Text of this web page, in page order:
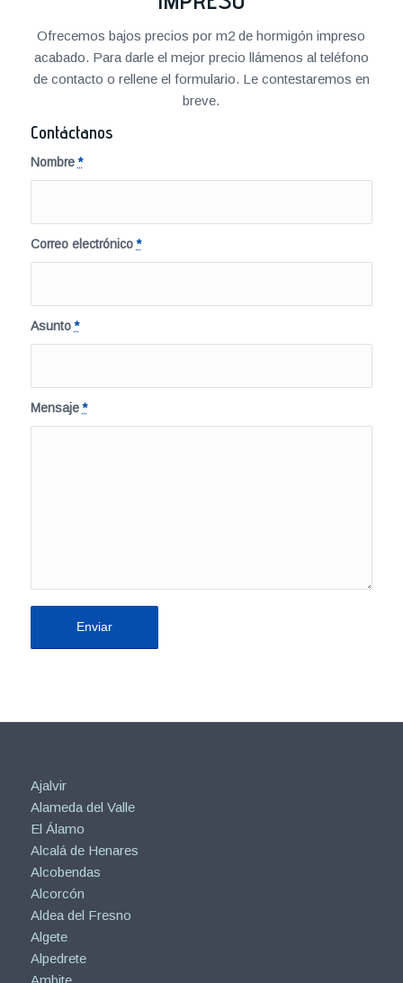
Ofrecemos bajos precios por m2 de hormigón impreso
acabado. Para darle el mejor precio llámenos al teléfono
de contacto o rellene el formulario. Le contestaremos en
breve.
Contáctanos
Nombre*
Correo electrónico*
Asunto*
Mensaje*
Ajalvir
Alameda del Valle
El Álamo
Alcalá de Henares
Alcobendas
Alcorcón
Aldea del Fresno
Algete
Alpedrete